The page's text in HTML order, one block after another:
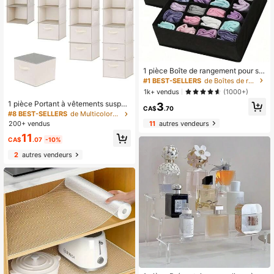
1 pièce Portant à vêtements suspen
du de 3/4/5/6 niveaux, beige, avec
poche de rangement de vêtements,
#8 BEST-SELLERS
de Multicolore Organisateurs suspendus
200+ vendus
CA$11 .07 -10%
2autres vendeurs
1 pièce Boîte de rangement pour so
us-vêtements & chaussettes, blanc
he, 20 compartiments, boîte de rang
ement en tissu convenant pour les s
ous-vêtements, les chaussettes et l
es vêtements, gain de place
#1 BEST-SELLERS
de Boîtes de rangement pour sous-vêtements
1k+ vendus
(1000+)
CA$3.70
11autres vendeurs